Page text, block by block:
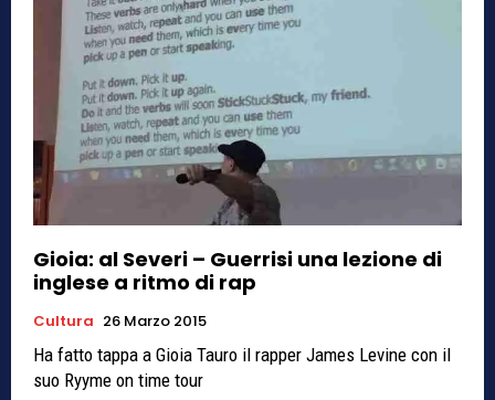
Gioia: al Severi – Guerrisi una lezione di
inglese a ritmo di rap
Cultura 26 Marzo 2015
Ha fatto tappa a Gioia Tauro il rapper James Levine con il
suo Ryyme on time tour